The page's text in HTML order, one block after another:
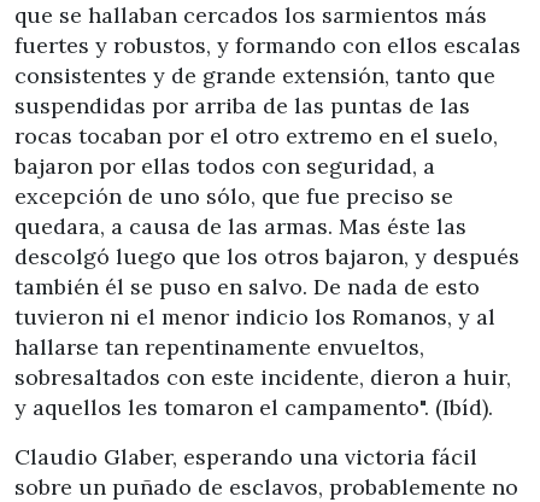
que se hallaban cercados los sarmientos más
fuertes y robustos, y formando con ellos escalas
consistentes y de grande extensión, tanto que
suspendidas por arriba de las puntas de las
rocas tocaban por el otro extremo en el suelo,
bajaron por ellas todos con seguridad, a
excepción de uno sólo, que fue preciso se
quedara, a causa de las armas. Mas éste las
descolgó luego que los otros bajaron, y después
también él se puso en salvo. De nada de esto
tuvieron ni el menor indicio los Romanos, y al
hallarse tan repentinamente envueltos,
sobresaltados con este incidente, dieron a huir,
y aquellos les tomaron el campamento". (Ibíd).
Claudio Glaber, esperando una victoria fácil
sobre un puñado de esclavos, probablemente no